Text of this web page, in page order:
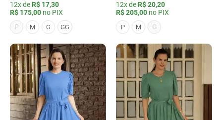
12x de R$ 17,30
R$ 175,00 no PIX
P
M G GG
12x de R$ 20,20
R$ 205,00 no PIX
P M G